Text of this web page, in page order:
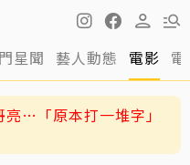
星聞 藝人動態 電影
！夏和熙拍戲不能拍特
亮…「原本打一堆字」